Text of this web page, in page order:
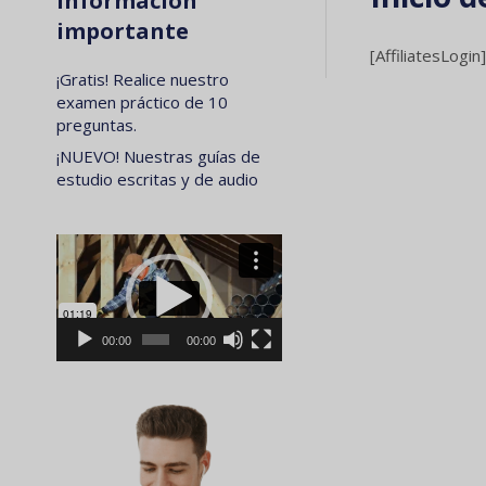
importante
¡Gratis! Realice nuestro
examen práctico de 10
preguntas.
¡NUEVO! Nuestras guías de
estudio escritas y de audio
Reproductor
de
vídeo
00:00 00:00
[AffiliatesLogin]